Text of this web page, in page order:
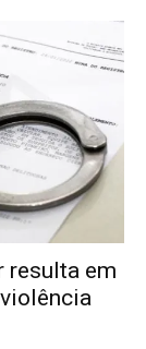
resulta em